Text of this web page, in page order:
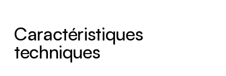
Caractéristiques
techniques